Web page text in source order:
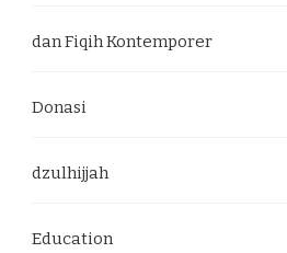
dan Fiqih Kontemporer
Donasi
dzulhijjah
Education